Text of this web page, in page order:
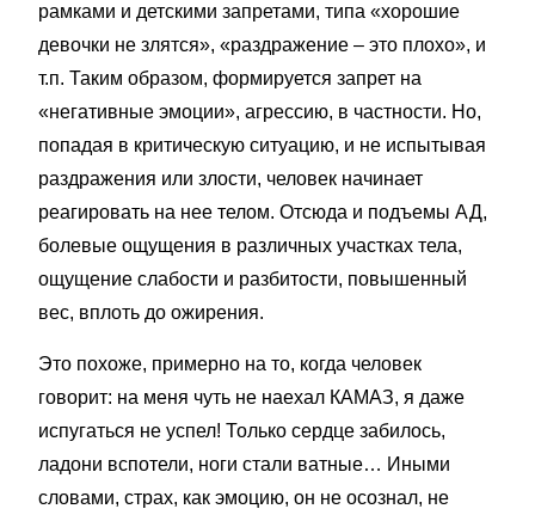
рамками и детскими запретами, типа «хорошие
девочки не злятся», «раздражение – это плохо», и
т.п. Таким образом, формируется запрет на
«негативные эмоции», агрессию, в частности. Но,
попадая в критическую ситуацию, и не испытывая
раздражения или злости, человек начинает
реагировать на нее телом. Отсюда и подъемы АД,
болевые ощущения в различных участках тела,
ощущение слабости и разбитости, повышенный
вес, вплоть до ожирения.
Это похоже, примерно на то, когда человек
говорит: на меня чуть не наехал КАМАЗ, я даже
испугаться не успел! Только сердце забилось,
ладони вспотели, ноги стали ватные… Иными
словами, страх, как эмоцию, он не осознал, не